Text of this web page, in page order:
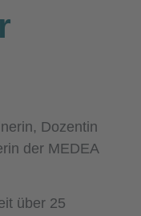
Dozentin
der MEDEA
über 25